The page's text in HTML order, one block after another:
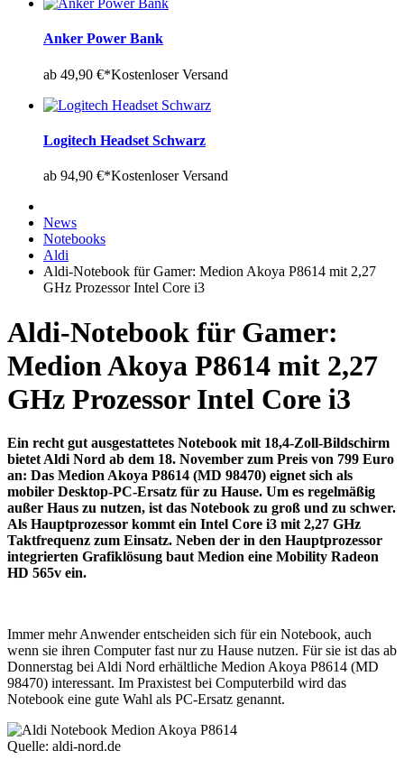
Anker Power Bank
ab 49,90 €*Kostenloser Versand
Logitech Headset Schwarz
ab 94,90 €*Kostenloser Versand
News
Notebooks
Aldi
Aldi-Notebook für Gamer: Medion Akoya P8614 mit 2,27
GHz Prozessor Intel Core i3
Aldi-Notebook für Gamer:
Medion Akoya P8614 mit 2,27
GHz Prozessor Intel Core i3
Ein recht gut ausgestattetes Notebook mit 18,4-Zoll-Bildschirm
bietet Aldi Nord ab dem 18. November zum Preis von 799 Euro
an: Das Medion Akoya P8614 (MD 98470) eignet sich als
mobiler Desktop-PC-Ersatz für zu Hause. Um es regelmäßig
außer Haus zu nutzen, ist das Notebook zu groß und zu schwer.
Als Hauptprozessor kommt ein Intel Core i3 mit 2,27 GHz
Taktfrequenz zum Einsatz. Neben der in den Hauptprozessor
integrierten Grafiklösung baut Medion eine Mobility Radeon
HD 565v ein.
Immer mehr Anwender entscheiden sich für ein Notebook, auch
wenn sie ihren Computer fast nur zu Hause nutzen. Für sie ist das ab
Donnerstag bei Aldi Nord erhältliche Medion Akoya P8614 (MD
98470) interessant. Im Praxistest bei Computerbild wird das
Notebook eine gute Wahl als PC-Ersatz genannt.
Quelle: aldi-nord.de